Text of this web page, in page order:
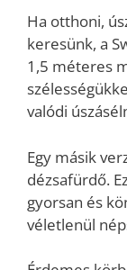
Ha otthoni,
keresünk, a
1,5 méteres
valódi
Egy másik
dézsafürdő.
gyorsan és
véletlenül